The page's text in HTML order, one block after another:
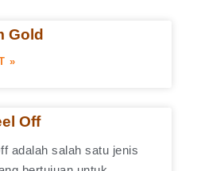
Gold
»
Off
adalah salah satu jenis